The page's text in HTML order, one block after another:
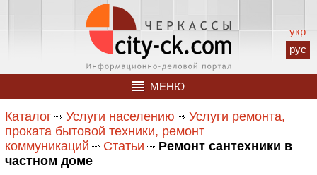
укр
рус
МЕНЮ
Каталог Услуги населению
Услуги ремонта,
проката бытовой техники, ремонт
коммуникаций
Статьи
Ремонт сантехники в
частном доме